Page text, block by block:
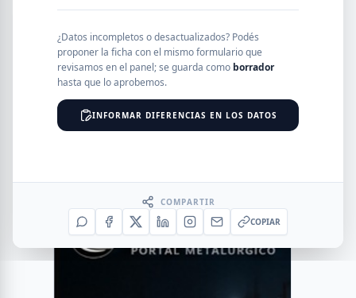
SEGMENTO
¿Datos incompletos o desactualizados? Podés
proponer la ficha con el mismo formulario que
revisamos en el panel; se guarda como borrador
hasta que lo aprobemos.
INFORMAR DIFERENCIAS EN LOS DATOS
COMPARTIR
COPIAR